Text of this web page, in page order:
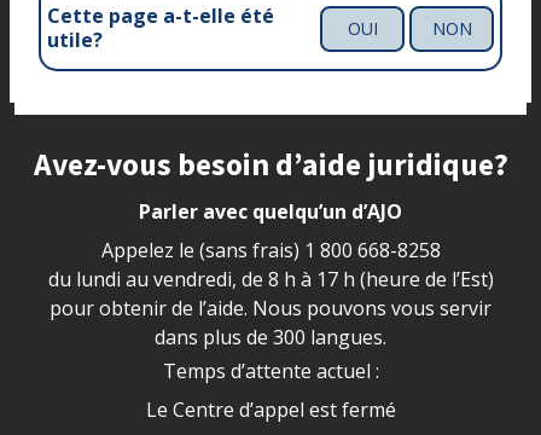
Cette page a-t-elle été
utile?
OUI NON
Site footer
Avez-vous besoin d’aide juridique?
Parler avec quelqu’un d’AJO
Appelez le (sans frais) 1 800 668-8258
du lundi au vendredi, de 8 h à 17 h (heure de l’Est)
pour obtenir de l’aide. Nous pouvons vous servir
dans plus de 300 langues.
Temps d’attente actuel :
Le Centre d’appel est fermé